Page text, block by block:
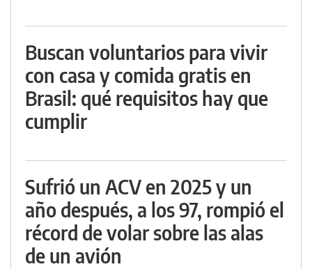
Buscan voluntarios para vivir
con casa y comida gratis en
Brasil: qué requisitos hay que
cumplir
Sufrió un ACV en 2025 y un
año después, a los 97, rompió el
récord de volar sobre las alas
de un avión